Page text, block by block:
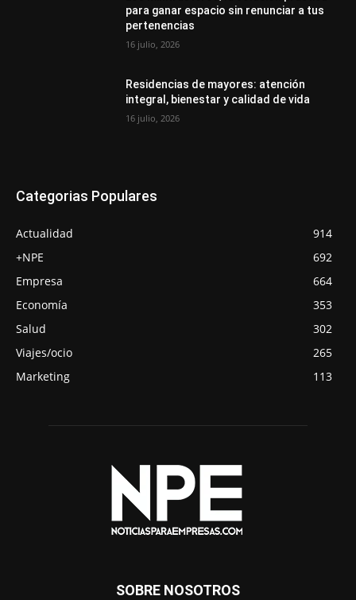
para ganar espacio sin renunciar a tus
pertenencias
16 julio, 2026
Residencias de mayores: atención
integral, bienestar y calidad de vida
16 julio, 2026
Categorias Populares
Actualidad
914
+NPE
692
Empresa
664
Economía
353
Salud
302
Viajes/ocio
265
Marketing
113
SOBRE NOSOTROS